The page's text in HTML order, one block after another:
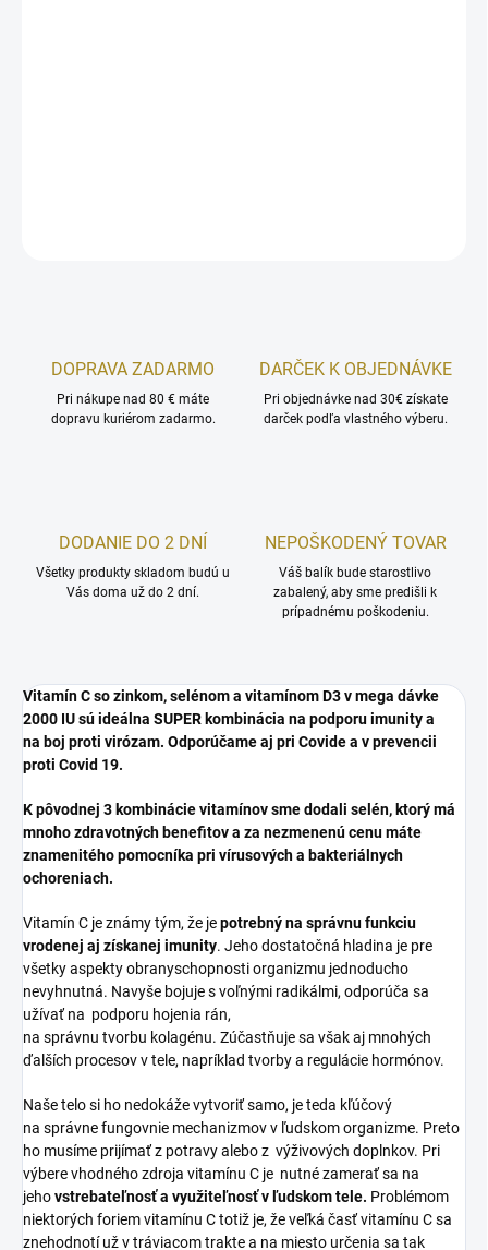
DOPRAVA ZADARMO
Pri nákupe nad 80 € máte
dopravu kuriérom zadarmo.
DARČEK K OBJEDNÁVKE
Pri objednávke nad 30€ získate
darček podľa vlastného výberu.
DODANIE DO 2 DNÍ
Všetky produkty skladom budú u
Vás doma už do 2 dní.
NEPOŠKODENÝ TOVAR
Váš balík bude starostlivo
zabalený, aby sme predišli k
prípadnému poškodeniu.
Vitamín C so zinkom, selénom a vitamínom D3 v mega dávke
2000 IU sú ideálna SUPER kombinácia na podporu imunity a
na boj proti virózam. Odporúčame aj pri Covide a v prevencii
proti Covid 19.
K pôvodnej 3 kombinácie vitamínov sme dodali selén, ktorý má
mnoho zdravotných benefitov a za nezmenenú cenu máte
znamenitého pomocníka pri vírusových a bakteriálnych
ochoreniach.
Vitamín C je známy tým, že jepotrebný na správnu funkciu
vrodenej aj získanej imunity. Jeho dostatočná hladina je pre
všetky aspekty obranyschopnosti organizmu jednoducho
nevyhnutná. Navyše bojuje s voľnými radikálmi, odporúča sa
užívať na podporu hojenia rán,
na správnu tvorbu kolagénu. Zúčastňuje sa však aj mnohých
ďalších procesov v tele, napríklad tvorby a regulácie hormónov.
Naše telo si ho nedokáže vytvoriť samo, je teda kľúčový
na správne fungovnie mechanizmov v ľudskom organizme. Preto
ho musíme prijímať z potravy alebo z výživových doplnkov. Pri
výbere vhodného zdroja vitamínu C je nutné zamerať sa na
jehovstrebateľnosť a využiteľnosť v ľudskom tele. Problémom
niektorých foriem vitamínu C totiž je, že veľká časť vitamínu C sa
znehodnotí už v tráviacom trakte a na miesto určenia sa tak